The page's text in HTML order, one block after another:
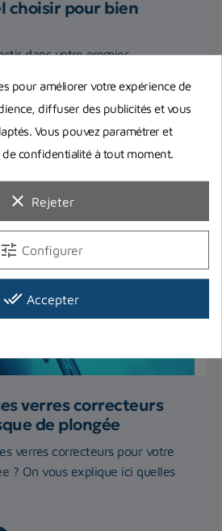
choisir pour bien
dans votre premier
et...
verres correcteurs
de plongée
verres correcteurs pour votre
? On vous explique ici quelles
pour améliorer votre expérience de
diffuser des publicités et vous
Vous pouvez paramétrer et
confidentialité à tout moment.
clear Rejeter
tune Configurer
done_all Accepter